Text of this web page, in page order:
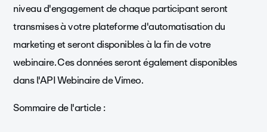
niveau d'engagement de chaque participant seront
transmises à votre plateforme d'automatisation du
marketing et seront disponibles à la fin de votre
webinaire. Ces données seront également disponibles
dans l'API Webinaire de Vimeo.
Sommaire de l'article :